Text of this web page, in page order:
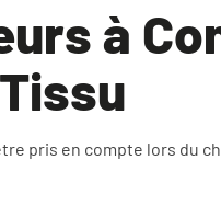
à
pris en compte lors du